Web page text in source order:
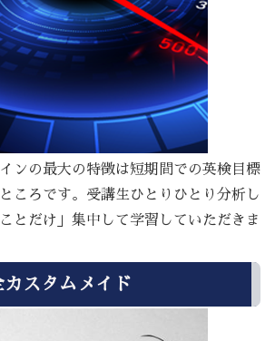
ンの最大の特徴は短期間での英検目標
ころです。受講生ひとりひとり分析し
とだけ」集中して学習していただきま
スタムメイド